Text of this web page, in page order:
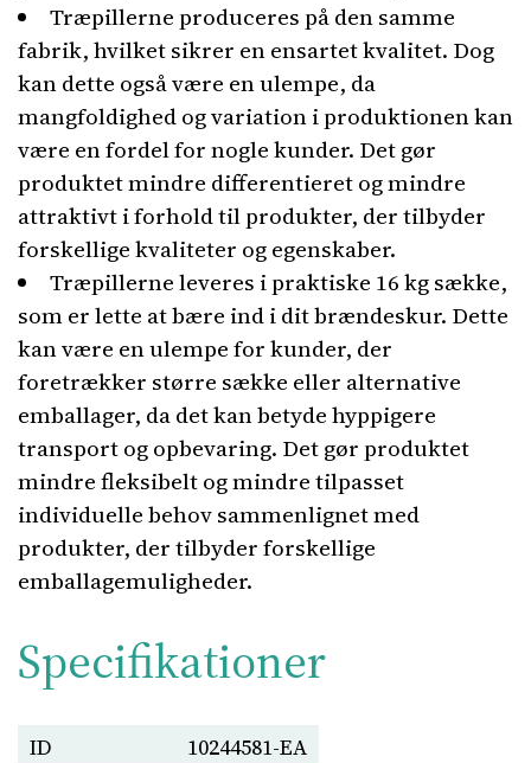
Træpillerne produceres på den samme
fabrik, hvilket sikrer en ensartet kvalitet. Dog
kan dette også være en ulempe, da
mangfoldighed og variation i produktionen kan
være en fordel for nogle kunder. Det gør
produktet mindre differentieret og mindre
attraktivt i forhold til produkter, der tilbyder
forskellige kvaliteter og egenskaber.
Træpillerne leveres i praktiske 16 kg sække,
som er lette at bære ind i dit brændeskur. Dette
kan være en ulempe for kunder, der
foretrækker større sække eller alternative
emballager, da det kan betyde hyppigere
transport og opbevaring. Det gør produktet
mindre fleksibelt og mindre tilpasset
individuelle behov sammenlignet med
produkter, der tilbyder forskellige
emballagemuligheder.
Specifikationer
ID
10244581-EA